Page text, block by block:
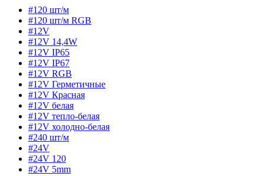
#120 шт/м
#120 шт/м RGB
#12V
#12V 14,4W
#12V IP65
#12V IP67
#12V RGB
#12V Герметичные
#12V Красная
#12V белая
#12V тепло-белая
#12V холодно-белая
#240 шт/м
#24V
#24V 120
#24V 5mm